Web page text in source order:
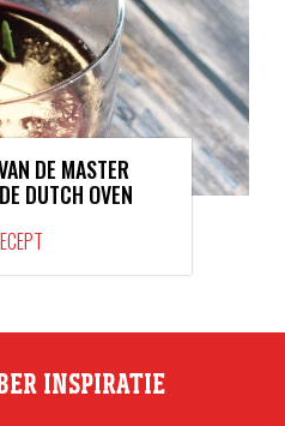
DE MASTER
DUTCH OVEN
INSPIRATIE